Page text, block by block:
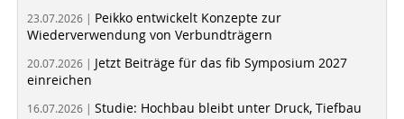
23.07.2026 | Peikko entwickelt Konzepte zur
Wiederverwendung von Verbundträgern
20.07.2026 | Jetzt Beiträge für das fib Symposium 2027
einreichen
16.07.2026 | Studie: Hochbau bleibt unter Druck, Tiefbau